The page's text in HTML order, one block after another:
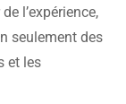
l’expérience,
seulement des
et les